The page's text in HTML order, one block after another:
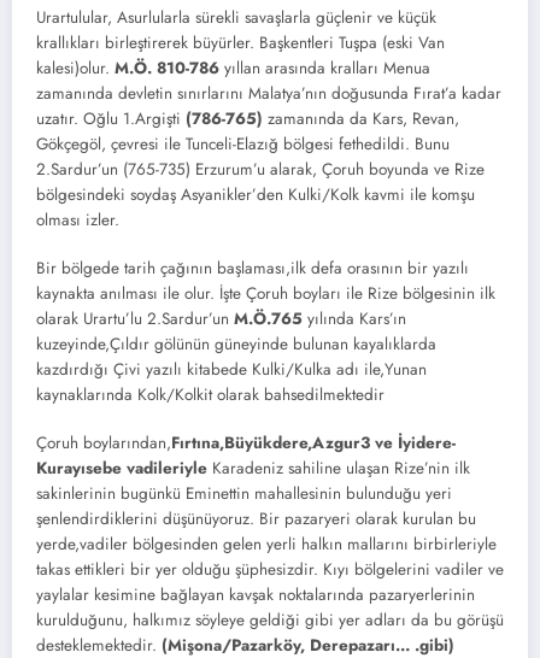
Urartulular, Asurlularla sürekli savaşlarla güçlenir ve küçük
krallıkları birleştirerek büyürler. Başkentleri Tuşpa (eski Van
kalesi)olur. M.Ö. 810-786 yıllan arasında kralları Menua
zamanında devletin sınırlarını Malatya’nın doğusunda Fırat’a kadar
uzatır. Oğlu 1.Argişti (786-765) zamanında da Kars, Revan,
Gökçegöl, çevresi ile Tunceli-Elazığ bölgesi fethedildi. Bunu
2.Sardur’un (765-735) Erzurum’u alarak, Çoruh boyunda ve Rize
bölgesindeki soydaş Asyanikler’den Kulki/Kolk kavmi ile komşu
olması izler.
Bir bölgede tarih çağının başlaması,ilk defa orasının bir yazılı
kaynakta anılması ile olur. İşte Çoruh boyları ile Rize bölgesinin ilk
olarak Urartu’lu 2.Sardur’un M.Ö.765 yılında Kars’ın
kuzeyinde,Çıldır gölünün güneyinde bulunan kayalıklarda
kazdırdığı Çivi yazılı kitabede Kulki/Kulka adı ile,Yunan
kaynaklarında Kolk/Kolkit olarak bahsedilmektedir
Çoruh boylarından,Fırtına,Büyükdere,Azgur3 ve İyidere-
Kurayısebe vadileriyle Karadeniz sahiline ulaşan Rize’nin ilk
sakinlerinin bugünkü Eminettin mahallesinin bulunduğu yeri
şenlendirdiklerini düşünüyoruz. Bir pazaryeri olarak kurulan bu
yerde,vadiler bölgesinden gelen yerli halkın mallarını birbirleriyle
takas ettikleri bir yer olduğu şüphesizdir. Kıyı bölgelerini vadiler ve
yaylalar kesimine bağlayan kavşak noktalarında pazaryerlerinin
kurulduğunu, halkımız söyleye geldiği gibi yer adları da bu görüşü
desteklemektedir. (Mişona/Pazarköy, Derepazarı… .gibi)